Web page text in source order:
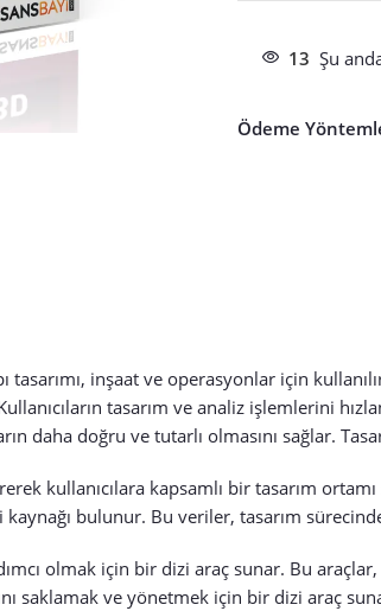
13 Şu
Ödeme
tasarımı, inşaat ve operasyonlar için
tasarım ve analiz işlemlerini
daha doğru ve tutarlı olmasını sağlar.
kullanıcılara kapsamlı bir tasarım
bulunur. Bu veriler, tasarım
olmak için bir dizi araç sunar. Bu
saklamak ve yönetmek için bir dizi araç